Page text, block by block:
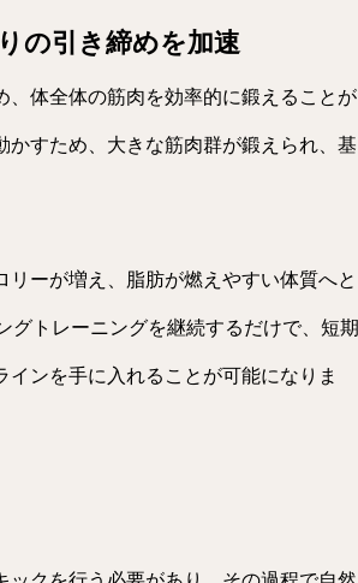
の引き締めを加速
体全体の筋肉を効率的に鍛えることが
すため、大きな筋肉群が鍛えられ、基
ーが増え、脂肪が燃えやすい体質へと
グトレーニングを継続するだけで、短期
ンを手に入れることが可能になりま